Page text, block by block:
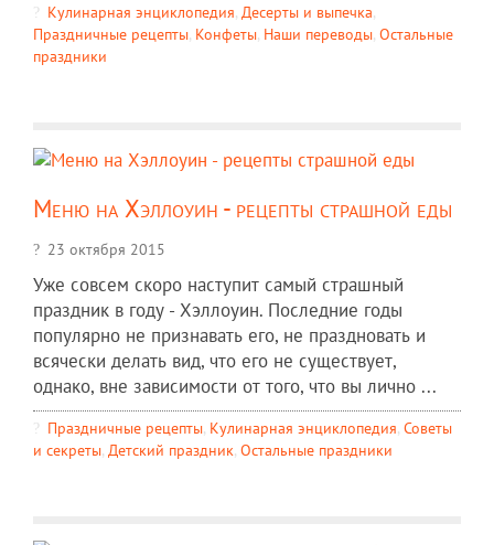
Кулинарная энциклопедия, Десерты и выпечка,
Праздничные рецепты, Конфеты, Наши переводы, Остальные
праздники
Меню на Хэллоуин - рецепты страшной еды
23 октября 2015
Уже совсем скоро наступит самый страшный
праздник в году - Хэллоуин. Последние годы
популярно не признавать его, не праздновать и
всячески делать вид, что его не существует,
однако, вне зависимости от того, что вы лично ...
Праздничные рецепты, Кулинарная энциклопедия, Советы
и секреты, Детский праздник, Остальные праздники